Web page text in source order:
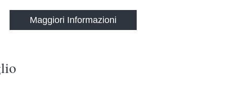
Maggiori Informazioni